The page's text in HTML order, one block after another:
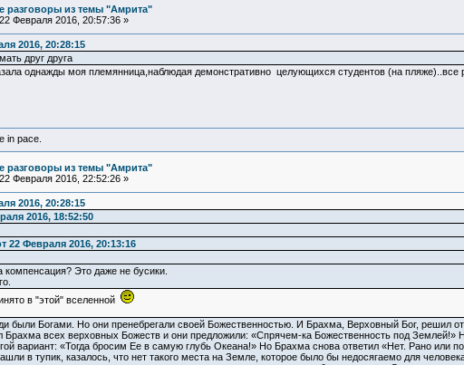
разговоры из темы "Амрита"
22 Февраля 2016, 20:57:36 »
2016, 20:28:15
друг друга
однажды моя племянница,наблюдая демонстративно целующихся студентов (на
in pace.
разговоры из темы "Амрита"
22 Февраля 2016, 22:52:26 »
2016, 20:28:15
2016, 18:52:50
22 Февраля 2016, 20:13:16
компенсация? Это даже не бусики.
в "этой" вселенной
были Богами. Но они пренебрегали своей Божественностью. И Брахма, Верховный Бог, решил
всех верховных Божеств и они предложили: «Спрячем-ка Божественность под Землей!»
вариант: «Тогда бросим Ее в самую глубь Океана!» Но Брахма снова ответил «Нет. Рано или
в тупик, казалось, что нет такого места на Земле, которое было бы недосягаемо для